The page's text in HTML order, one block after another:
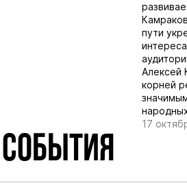
пути
Алексей
корней
17